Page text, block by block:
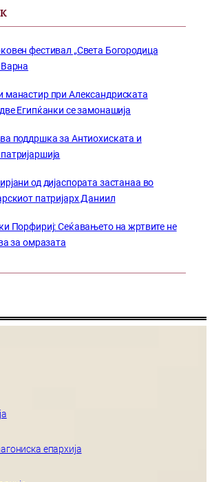
фестивал „Света Богородица
манастир при Александриската
Египќанки се замонашија
поддршка за Антиохиската и
од дијаспората застанаа во
патријарх Даниил
Порфириј: Сеќавањето на жртвите не
за омразата
епархија